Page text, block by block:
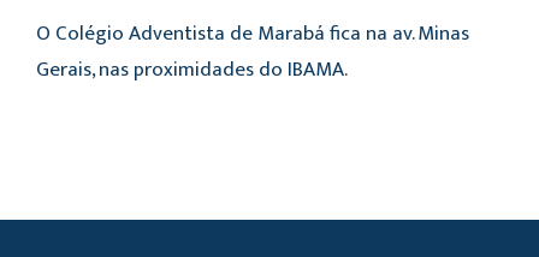
O Colégio Adventista de Marabá fica na av. Minas
Gerais, nas proximidades do IBAMA.